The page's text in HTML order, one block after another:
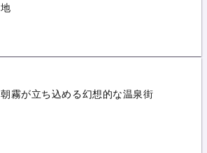
地
朝霧が立ち込める幻想的な温泉街